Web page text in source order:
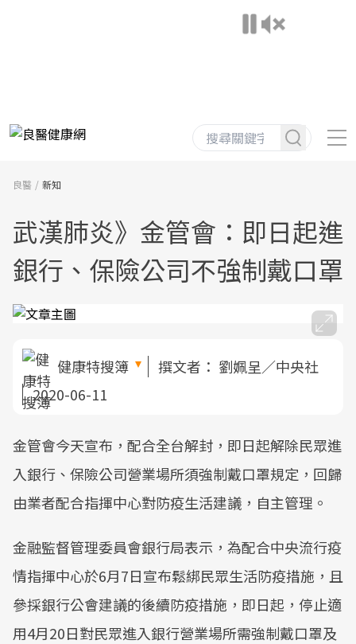
良醫 新知
武漢肺炎》金管會：即日起進
銀行、保險公司不強制戴口罩
健康特搜簿 撰文者： 劉姵呈／中央社
2020-06-11
金管會今天宣布，配合全台解封，即日起解除民眾進
入銀行、保險公司營業場所須強制戴口罩規定，回歸
由業者配合指揮中心對防疫生活建議，自主管理。
金融監督管理委員會銀行局表示，為配合中央流行疫
情指揮中心於6月7日宣布鬆綁民眾生活防疫措施，且
參採銀行公會建議的後續防疫措施，即日起，停止適
用4月20日對民眾進入銀行營業場所需強制戴口罩及